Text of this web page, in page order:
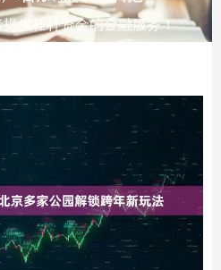
供杠杆资金的金融服务！